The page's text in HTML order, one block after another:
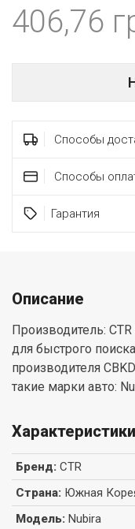
406,76
Способы
Способы
Гарантия
Описание
Производитель:
для быстрого
производителя
такие марки авто:
Характеристики
Бренд: CTR
Страна: Южная
Модель: Nubira